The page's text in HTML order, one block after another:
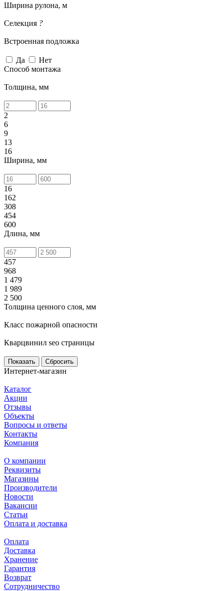
Ширина рулона, м
Селекция ?
Встроенная подложка
Да
Нет
Способ монтажа
Толщина, мм
2
6
9
13
16
Ширина, мм
16
162
308
454
600
Длина, мм
457
968
1 479
1 989
2 500
Толщина ценного слоя, мм
Класс пожарной опасности
Кварцвинил seo страницы
Сбросить
Интернет-магазин
Каталог
Акции
Отзывы
Объекты
Вопросы и ответы
Контакты
Компания
О компании
Реквизиты
Магазины
Производители
Новости
Вакансии
Статьи
Оплата и доставка
Оплата
Доставка
Хранение
Гарантия
Возврат
Сотрудничество